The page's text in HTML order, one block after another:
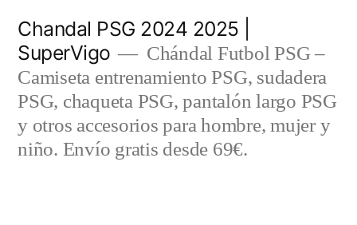
contenido
Chandal PSG 2024 2025 |
SuperVigo
Chándal Futbol PSG –
Camiseta entrenamiento PSG, sudadera
PSG, chaqueta PSG, pantalón largo PSG
y otros accesorios para hombre, mujer y
niño. Envío gratis desde 69€.